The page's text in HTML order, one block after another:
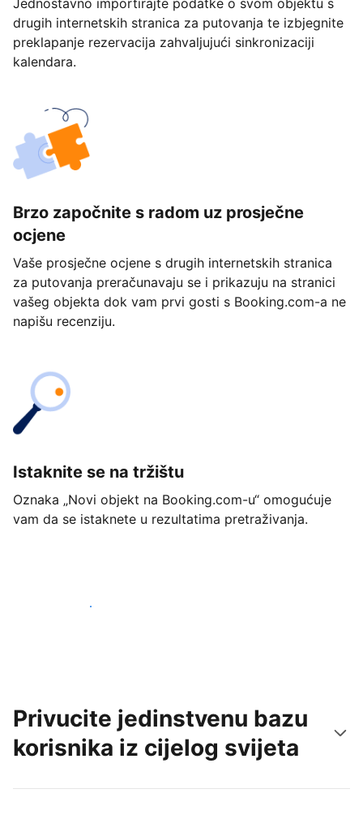
Jednostavno importirajte podatke o svom objektu s
drugih internetskih stranica za putovanja te izbjegnite
preklapanje rezervacija zahvaljujući sinkronizaciji
kalendara.
Brzo započnite s radom uz prosječne
ocjene
Vaše prosječne ocjene s drugih internetskih stranica
za putovanja preračunavaju se i prikazuju na stranici
vašeg objekta dok vam prvi gosti s Booking.com-a ne
napišu recenziju.
Istaknite se na tržištu
Oznaka „Novi objekt na Booking.com-u“ omogućuje
vam da se istaknete u rezultatima pretraživanja.
Započnite već danas
Privucite jedinstvenu bazu
korisnika iz cijelog svijeta